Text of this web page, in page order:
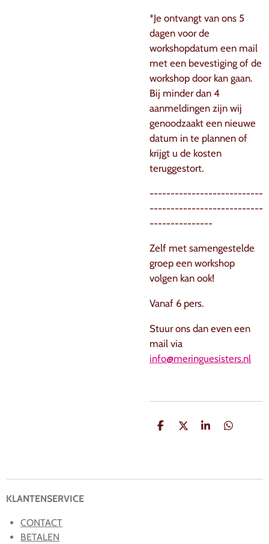
*Je ontvangt van ons 5
dagen voor de
workshopdatum een mail
met een bevestiging of de
workshop door kan gaan.
Bij minder dan 4
aanmeldingen zijn wij
genoodzaakt een nieuwe
datum in te plannen of
krijgt u de kosten
teruggestort.
---------------------------
---------------------------
---------------
Zelf met samengestelde
groep een workshop
volgen kan ook!
Vanaf 6 pers.
Stuur ons dan even een
mail via
info@meringuesisters.nl
D
D
S
D
KLANTENSERVICE
CONTACT
BETALEN